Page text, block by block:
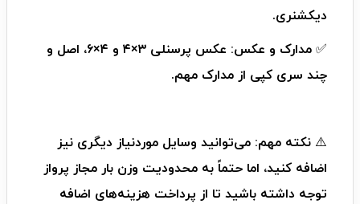
دیکشنری.
✅ مدارک و عکس: عکس پرسنلی ۳×۴ و ۴×۶، اصل و
چند سری کپی از مدارک مهم.
⚠️ نکته مهم: می‌توانید وسایل موردنیاز دیگری نیز
اضافه کنید، اما حتماً به محدودیت وزن بار مجاز پرواز
توجه داشته باشید تا از پرداخت هزینه‌های اضافه